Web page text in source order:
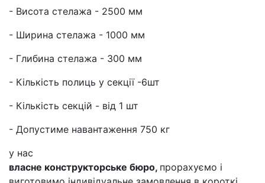
- Висота стелажа - 2500 мм
- Ширина стелажа - 1000 мм
- Глибина стелажа - 300 мм
- Кількість полиць у секції -6шт
- Кількість секцій - від 1 шт
- Допустиме навантаження 750 кг
у нас
власне конструкторське бюро, прорахуємо і